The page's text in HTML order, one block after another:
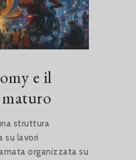
e il
struttura
su lavori
organizzata su